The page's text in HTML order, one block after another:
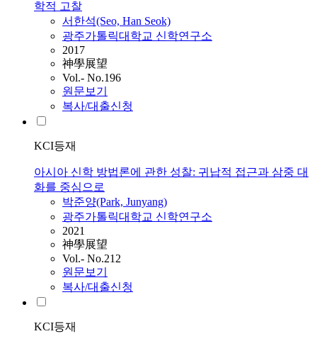
학적 고찰
서한석(Seo, Han Seok)
광주가톨릭대학교 신학연구소
2017
神學展望
Vol.- No.196
원문보기
복사/대출신청
KCI등재
아시아 신학 방법론에 관한 성찰: 귀납적 접근과 삼중 대
화를 중심으로
박준양(Park, Junyang)
광주가톨릭대학교 신학연구소
2021
神學展望
Vol.- No.212
원문보기
복사/대출신청
KCI등재